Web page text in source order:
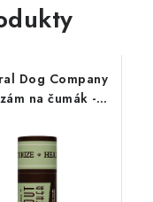
Dog Company
na čumák -
vysouvací